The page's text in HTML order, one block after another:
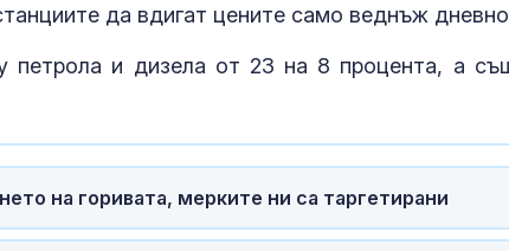
да вдигат цените само веднъж
и дизела от 23 на 8 процента, а
на горивата, мерките ни са таргетирани